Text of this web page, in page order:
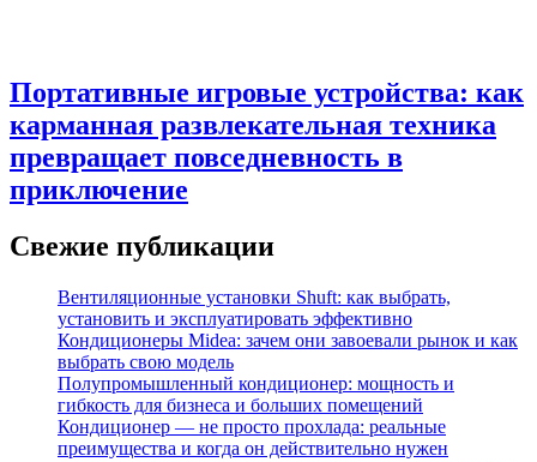
Портативные игровые устройства: как
карманная развлекательная техника
превращает повседневность в
приключение
Свежие публикации
Вентиляционные установки Shuft: как выбрать,
установить и эксплуатировать эффективно
Кондиционеры Midea: зачем они завоевали рынок и как
выбрать свою модель
Полупромышленный кондиционер: мощность и
гибкость для бизнеса и больших помещений
Кондиционер — не просто прохлада: реальные
преимущества и когда он действительно нужен